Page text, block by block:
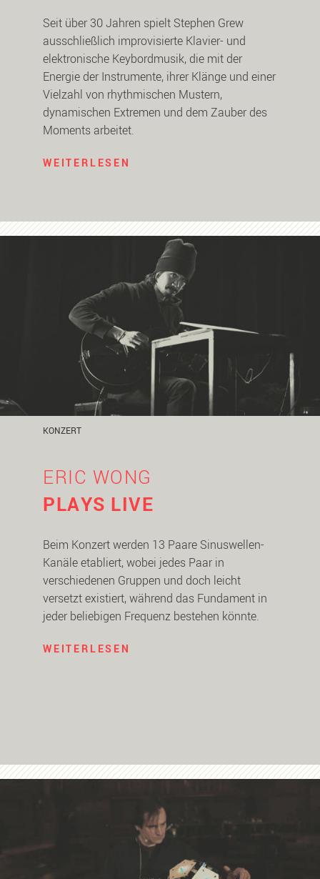
Seit über 30 Jahren spielt Stephen Grew
ausschließlich improvisierte Klavier- und
elektronische Keybordmusik, die mit der
Energie der Instrumente, ihrer Klänge und einer
Vielzahl von rhythmischen Mustern,
dynamischen Extremen und dem Zauber des
Moments arbeitet.
WEITERLESEN
KONZERT
ERIC WONG
PLAYS LIVE
Beim Konzert werden 13 Paare Sinuswellen-
Kanäle etabliert, wobei jedes Paar in
verschiedenen Gruppen und doch leicht
versetzt existiert, während das Fundament in
jeder beliebigen Frequenz bestehen könnte.
WEITERLESEN